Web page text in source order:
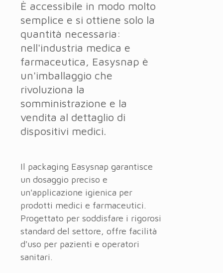
È accessibile in modo molto
semplice e si ottiene solo la
quantità necessaria:
nell'industria medica e
farmaceutica, Easysnap è
un'imballaggio che
rivoluziona la
somministrazione e la
vendita al dettaglio di
dispositivi medici.
Il packaging Easysnap garantisce
un dosaggio preciso e
un'applicazione igienica per
prodotti medici e farmaceutici.
Progettato per soddisfare i rigorosi
standard del settore, offre facilità
d'uso per pazienti e operatori
sanitari.